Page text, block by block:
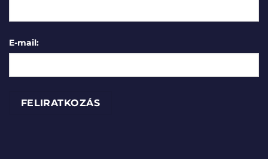
E-mail: